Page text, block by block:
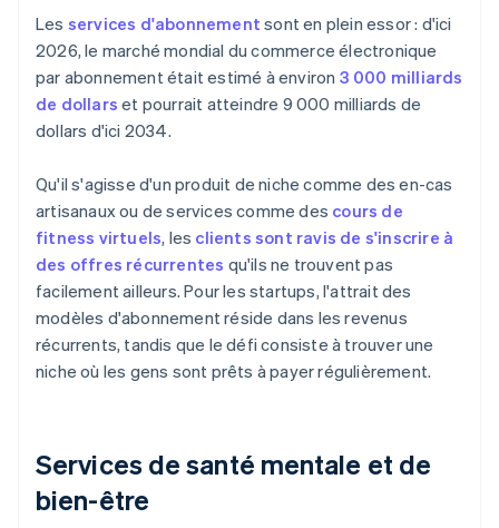
Les services d'abonnement sont en plein essor : d'ici
2026, le marché mondial du commerce électronique
par abonnement était estimé à environ 3 000 milliards
de dollars et pourrait atteindre 9 000 milliards de
dollars d'ici 2034.
Qu'il s'agisse d'un produit de niche comme des en-cas
artisanaux ou de services comme des cours de
fitness virtuels, les clients sont ravis de s'inscrire à
des offres récurrentes qu'ils ne trouvent pas
facilement ailleurs. Pour les startups, l'attrait des
modèles d'abonnement réside dans les revenus
récurrents, tandis que le défi consiste à trouver une
niche où les gens sont prêts à payer régulièrement.
Services de santé mentale et de
bien-être